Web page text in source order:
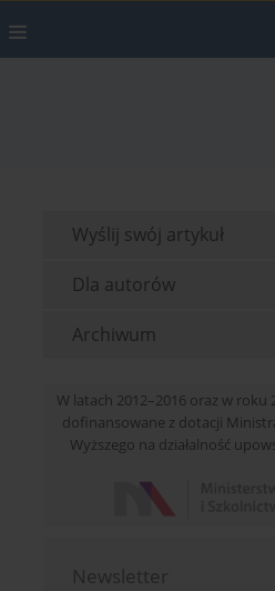
Wyślij swój artykuł
Dla autorów
Archiwum
W latach 2012–2016 oraz w roku
dofinansowane z dotacji
Wyższego na działalność
Newsletter